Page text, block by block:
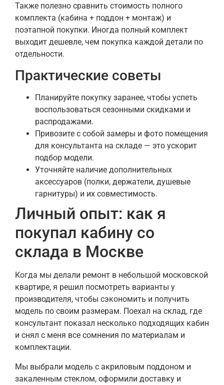
Также полезно сравнить стоимость полного
комплекта (кабина + поддон + монтаж) и
поэтапной покупки. Иногда полный комплект
выходит дешевле, чем покупка каждой детали по
отдельности.
Практические советы
Планируйте покупку заранее, чтобы успеть
воспользоваться сезонными скидками и
распродажами.
Привозите с собой замеры и фото помещения
для консультанта на складе — это ускорит
подбор модели.
Уточняйте наличие дополнительных
аксессуаров (полки, держатели, душевые
гарнитуры) и их совместимость.
Личный опыт: как я
покупал кабину со
склада в Москве
Когда мы делали ремонт в небольшой московской
квартире, я решил посмотреть варианты у
производителя, чтобы сэкономить и получить
модель по своим размерам. Поехал на склад, где
консультант показал несколько подходящих кабин
и снял с меня все сомнения по материалам и
комплектации.
Мы выбрали модель с акриловым поддоном и
закаленным стеклом, оформили доставку и